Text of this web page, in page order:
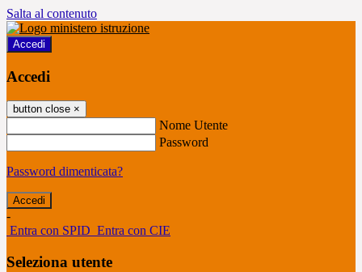
Salta al contenuto
Accedi
Accedi
button close ×
Nome Utente
Password
Password dimenticata?
-
Entra con SPID Entra con CIE
Seleziona utente